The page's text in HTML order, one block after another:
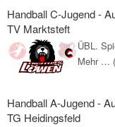
Handball C-Jugend -
TV Marktsteft
ÜBL.
Mehr …
Handball A-Jugend -
TG Heidingsfeld